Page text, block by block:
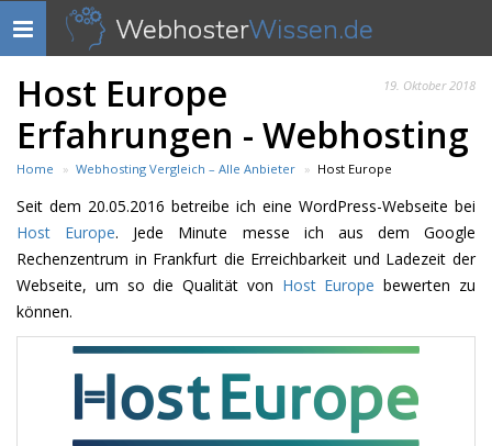
Navigation
anzeigen
WebhosterWissen.de
19. Oktober 2018
Host Europe
Erfahrungen - Webhosting
Home Webhosting Vergleich – Alle Anbieter Host Europe
Seit dem 20.05.2016 betreibe ich eine WordPress-Webseite bei
Host Europe. Jede Minute messe ich aus dem Google
Rechenzentrum in Frankfurt die Erreichbarkeit und Ladezeit der
Webseite, um so die Qualität von Host Europe bewerten zu
können.